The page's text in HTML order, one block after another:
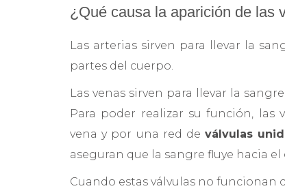
¿Qué causa la aparición de las
Las arterias sirven para llevar la
partes del cuerpo.
Las venas sirven para llevar la
Para poder realizar su función, las
vena y por una red deválvulas
aseguran que la sangre fluye hacia el
Cuando estas válvulas no funcionan